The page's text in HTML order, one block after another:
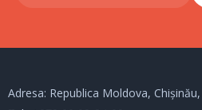
Adresa: Republica Moldova,